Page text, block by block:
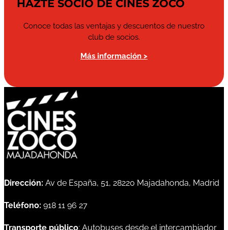
HAZTE SOCIO DE CINES ZOCO
Conoce todas las ventajas y descuentos de nuestro
club de socios.
Más información >
Dirección: Av de España, 51, 28220 Majadahonda, Madrid
Teléfono: 918 11 96 27
Transporte público: Autobuses desde el intercambiador